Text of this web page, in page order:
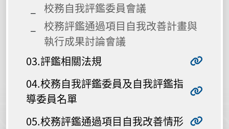
校務自我評鑑委員會議
校務評鑑通過項目自我改善計畫與
執行成果討論會議
03.評鑑相關法規
04.校務自我評鑑委員及自我評鑑指
導委員名單
05.校務評鑑通過項目自我改善情形